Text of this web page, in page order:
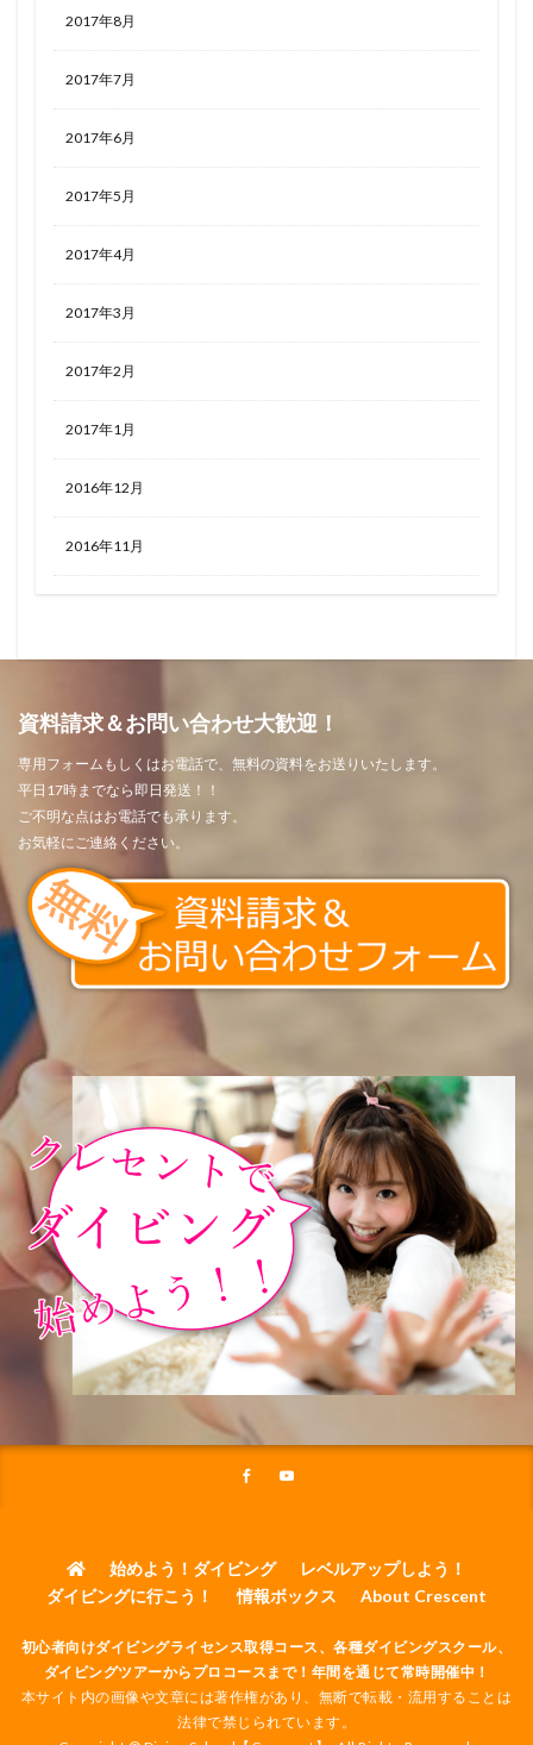
2017年8月
2017年7月
2017年6月
2017年5月
2017年4月
2017年3月
2017年2月
2017年1月
2016年12月
2016年11月
資料請求＆お問い合わせ大歓迎！
専用フォームもしくはお電話で、無料の資料をお送りいたします。
平日17時までなら即日発送！！
ご不明な点はお電話でも承ります。
お気軽にご連絡ください。
始めよう！ダイビング
レベルアップしよう！
ダイビングに行こう！
情報ボックス About Crescent
初心者向けダイビングライセンス取得コース、各種ダイビングスクール、
ダイビングツアーからプロコースまで！年間を通じて常時開催中！
本サイト内の画像や文章には著作権があり、無断で転載・流用することは
法律で禁じられています。